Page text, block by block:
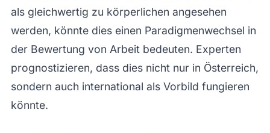
als gleichwertig zu körperlichen angesehen
werden, könnte dies einen Paradigmenwechsel in
der Bewertung von Arbeit bedeuten. Experten
prognostizieren, dass dies nicht nur in Österreich,
sondern auch international als Vorbild fungieren
könnte.